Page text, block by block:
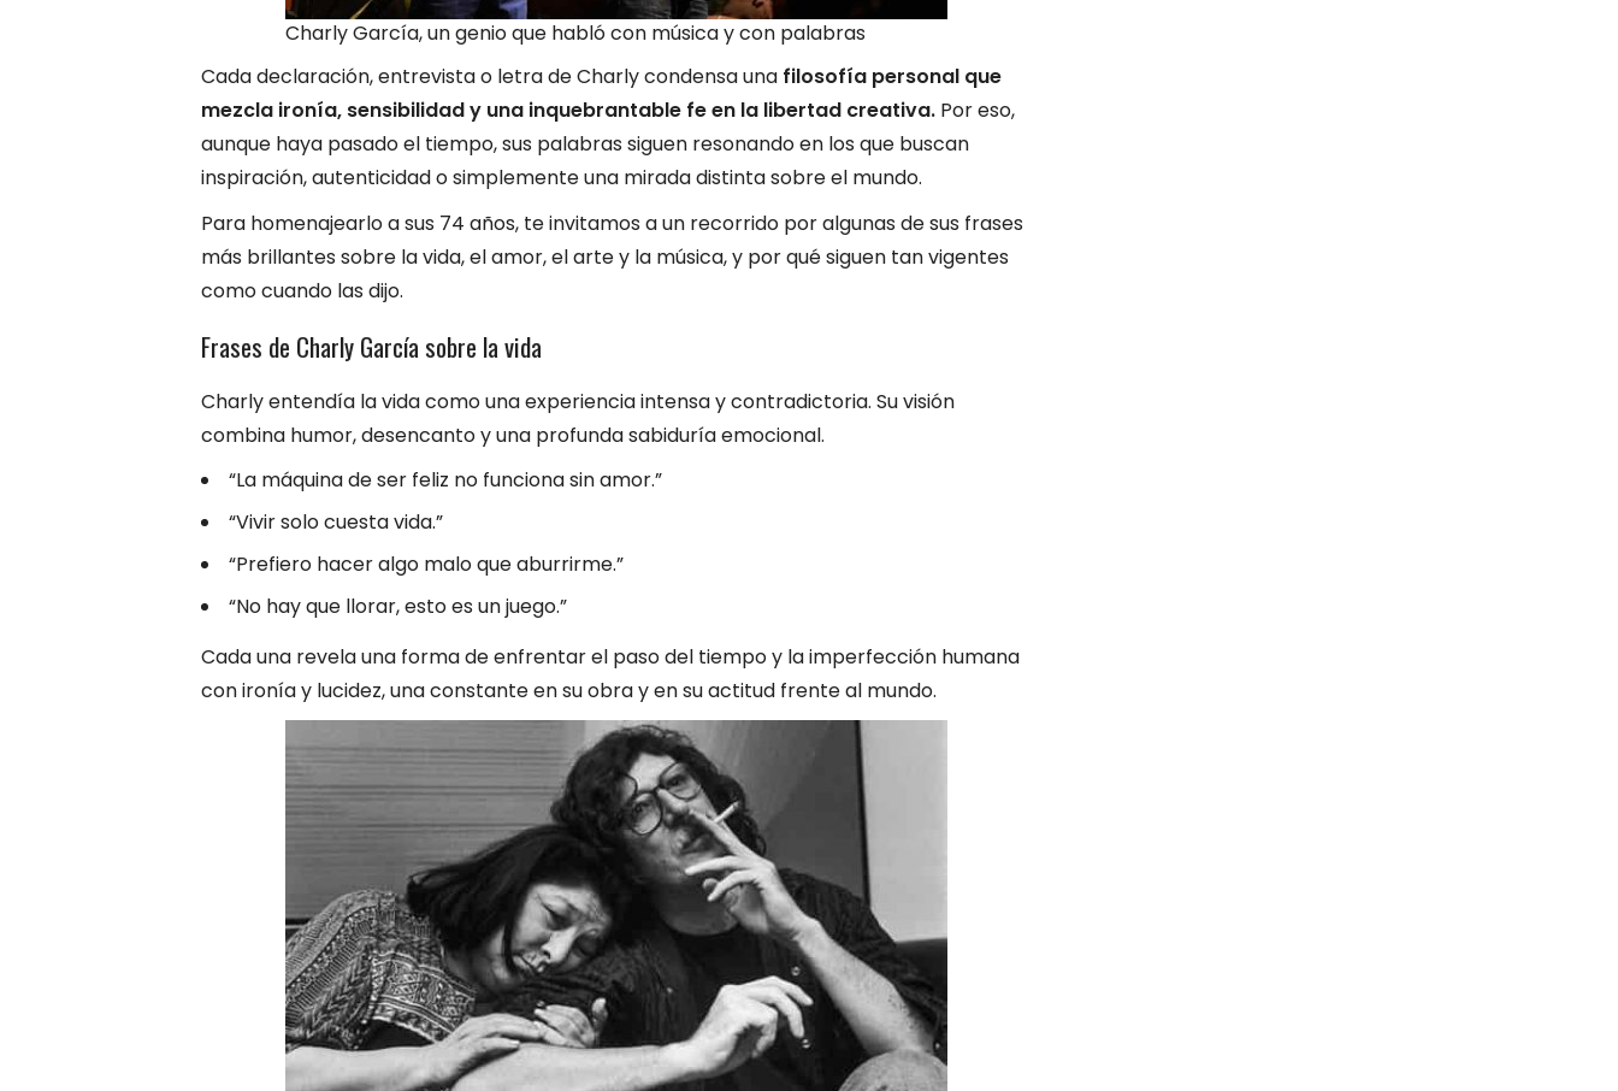
Charly García, un genio que habló con música y con palabras
Cada declaración, entrevista o letra de Charly condensa una filosofía personal que
mezcla ironía, sensibilidad y una inquebrantable fe en la libertad creativa. Por eso,
aunque haya pasado el tiempo, sus palabras siguen resonando en los que buscan
inspiración, autenticidad o simplemente una mirada distinta sobre el mundo.
Para homenajearlo a sus 74 años, te invitamos a un recorrido por algunas de sus frases
más brillantes sobre la vida, el amor, el arte y la música, y por qué siguen tan vigentes
como cuando las dijo.
Frases de Charly García sobre la vida
Charly entendía la vida como una experiencia intensa y contradictoria. Su visión
combina humor, desencanto y una profunda sabiduría emocional.
“La máquina de ser feliz no funciona sin amor.”
“Vivir solo cuesta vida.”
“Prefiero hacer algo malo que aburrirme.”
“No hay que llorar, esto es un juego.”
Cada una revela una forma de enfrentar el paso del tiempo y la imperfección humana
con ironía y lucidez, una constante en su obra y en su actitud frente al mundo.